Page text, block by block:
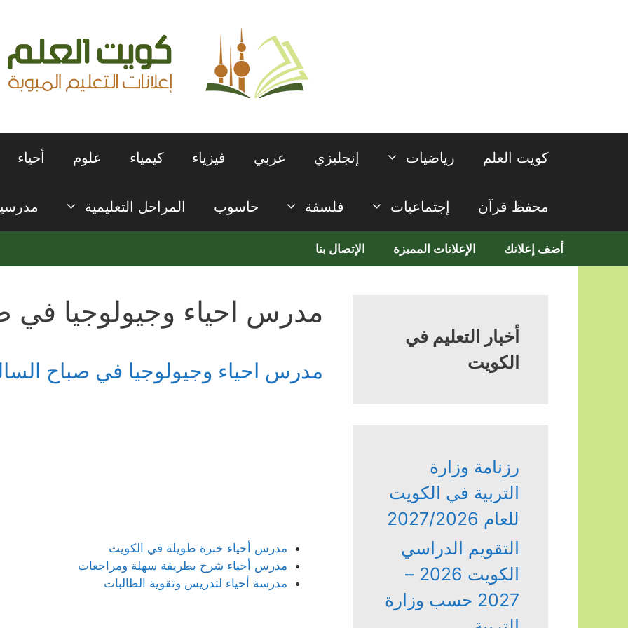
كويت العلم رياضيات إنجليزي عربي فيزياء كيمياء علوم أحياء
محفظ قرآن إجتماعيات فلسفة حاسوب المراحل التعليمية
أضف إعلانك الإعلانات المميزة الإتصال بنا
مدرس احياء وجيولوجيا في
مدرس احياء وجيولوجيا في صباح
مدرس أحياء خبرة طويلة في الكويت
مدرس أحياء شرح بطريقة سهلة ومراجعات
مدرسة أحياء لتدريس وتقوية الطالبات
أخبار التعليم في
الكويت
رزنامة وزارة
التربية في الكويت
للعام 2027/2026
التقويم الدراسي
الكويت 2026 –
2027 حسب وزارة